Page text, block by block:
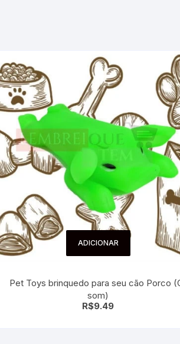
ADICIONAR
Pet Toys brinquedo para seu cão Porco
som)
R$9.49